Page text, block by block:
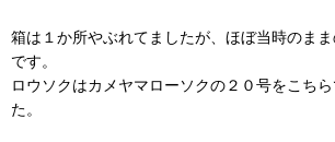
箱は１か所やぶれてましたが、ほぼ当時のま
です。
ロウソクはカメヤマローソクの２０号をこち
た。